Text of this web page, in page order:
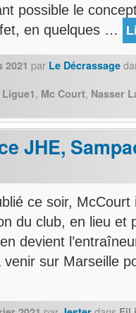
possible le
en quelques …
2021 par Le Décrassage
Ligue1, Mc Court, Nasser
JHE,
ce soir, McCourt
du club, en lieu et
devient
venir sur Marseille